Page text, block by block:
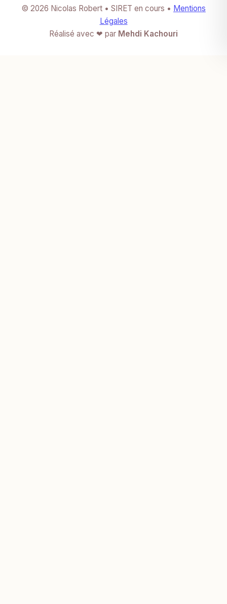
© 2026 Nicolas Robert • SIRET en cours • Mentions
Légales
Réalisé avec ❤ par Mehdi Kachouri